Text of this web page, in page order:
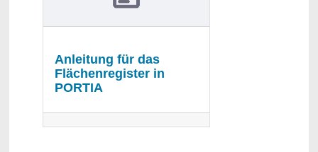
Anleitung für das
Flächenregister in
PORTIA